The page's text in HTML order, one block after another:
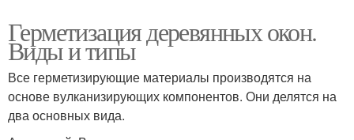
Герметизация деревянных окон.
Виды и типы
Все герметизирующие материалы производятся на
основе вулканизирующих компонентов. Они делятся на
два основных вида.